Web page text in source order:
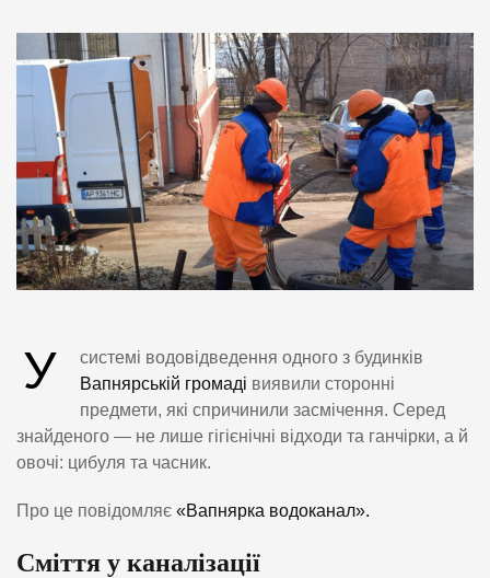
У
системі водовідведення одного з будинків
Вапнярській громаді виявили сторонні
предмети, які спричинили засмічення. Серед
знайденого — не лише гігієнічні відходи та ганчірки, а й
овочі: цибуля та часник.
Про це повідомляє «Вапнярка водоканал».
Сміття у каналізації